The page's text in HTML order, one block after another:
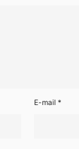
E-mail *